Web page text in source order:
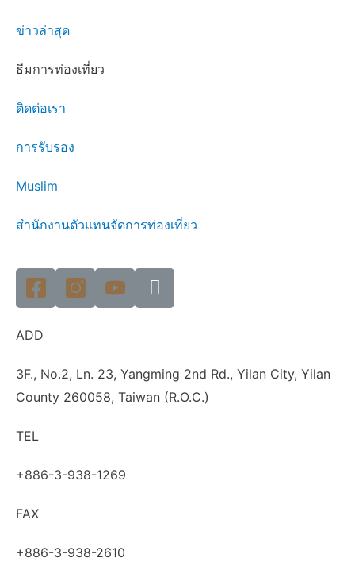
ข่าวล่าสุด
ธีมการท่องเที่ยว
ติดต่อเรา
การรับรอง
Muslim
สำนักงานตัวแทนจัดการท่องเที่ยว
ADD
3F., No.2, Ln. 23, Yangming 2nd Rd., Yilan City, Yilan
County 260058, Taiwan (R.O.C.)
TEL
+886-3-938-1269
FAX
+886-3-938-2610